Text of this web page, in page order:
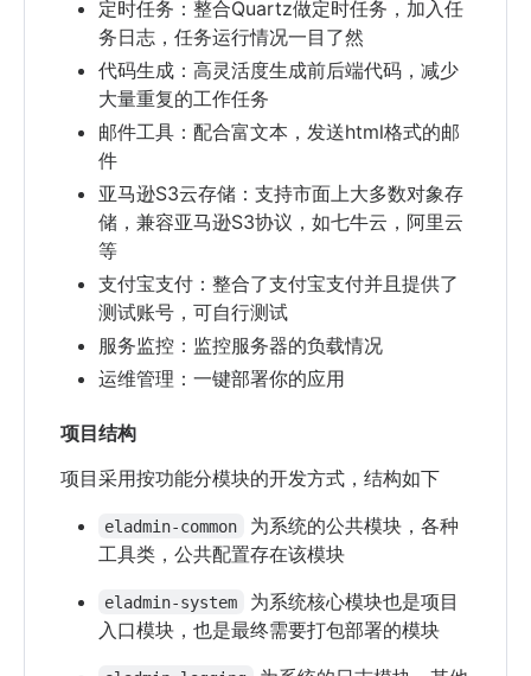
定时任务：整合Quartz做定时任务，加入任
务日志，任务运行情况一目了然
代码生成：高灵活度生成前后端代码，减少
大量重复的工作任务
邮件工具：配合富文本，发送html格式的邮
件
亚马逊S3云存储：支持市面上大多数对象存
储，兼容亚马逊S3协议，如七牛云，阿里云
等
支付宝支付：整合了支付宝支付并且提供了
测试账号，可自行测试
服务监控：监控服务器的负载情况
运维管理：一键部署你的应用
项目结构
项目采用按功能分模块的开发方式，结构如下
eladmin-common
为系统的公共模块，各种
工具类，公共配置存在该模块
eladmin-system
为系统核心模块也是项目
入口模块，也是最终需要打包部署的模块